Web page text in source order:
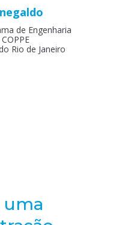
de Engenharia
Rio de Janeiro
uma